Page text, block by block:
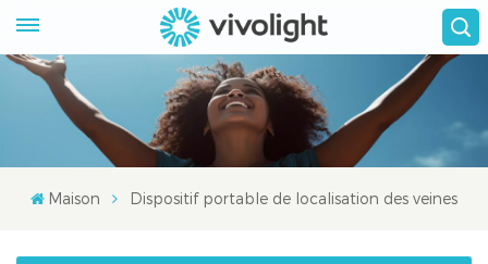
Maison Dispositif portable de localisation des veines